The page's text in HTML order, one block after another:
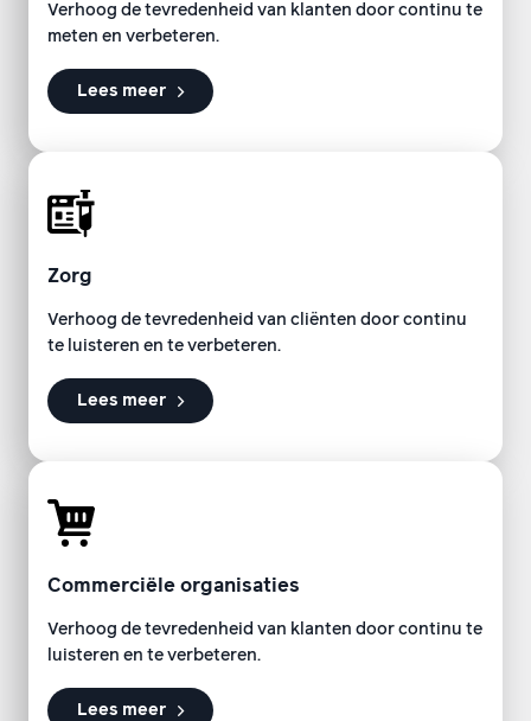
Verhoog de tevredenheid van klanten door continu te
meten en verbeteren.
Lees meer
Zorg
Verhoog de tevredenheid van cliënten door continu
te luisteren en te verbeteren.
Lees meer
Commerciële organisaties
Verhoog de tevredenheid van klanten door continu te
luisteren en te verbeteren.
Lees meer